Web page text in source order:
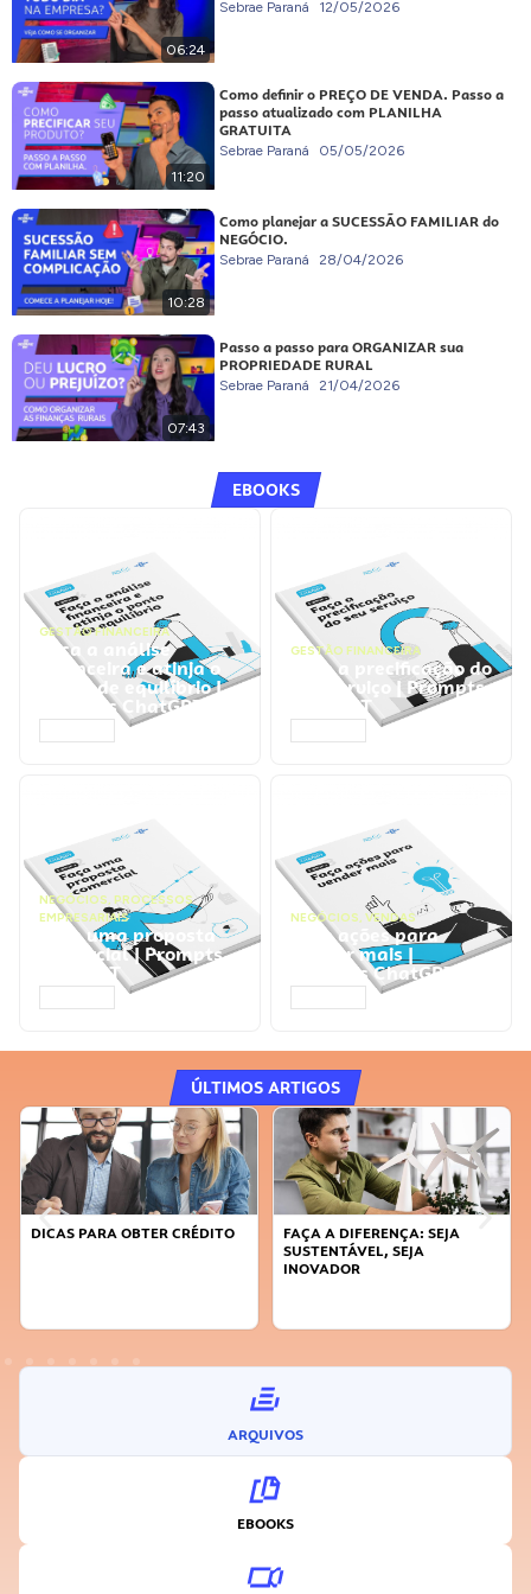
06:24
Sebrae Paraná 12/05/2026
11:20
Como definir o PREÇO DE VENDA. Passo a
passo atualizado com PLANILHA
GRATUITA
Sebrae Paraná 05/05/2026
10:28
Como planejar a SUCESSÃO FAMILIAR do
NEGÓCIO.
Sebrae Paraná 28/04/2026
07:43
Passo a passo para ORGANIZAR sua
PROPRIEDADE RURAL
Sebrae Paraná 21/04/2026
EBOOKS
GESTÃO FINANCEIRA
Faça a análise
financeira e atinja o
ponto de equilíbrio |
Prompts ChatGPT
GESTÃO FINANCEIRA
Faça a precificação do
seu serviço | Prompts
ChatGPT
NEGÓCIOS, PROCESSOS
EMPRESARIAIS
Faça uma proposta
comercial | Prompts
ChatGPT
NEGÓCIOS, VENDAS
Faça ações para
vender mais |
Prompts ChatGPT
ÚLTIMOS ARTIGOS
DICAS PARA OBTER CRÉDITO
FAÇA A DIFERENÇA: SEJA
SUSTENTÁVEL, SEJA
INOVADOR
ARQUIVOS
EBOOKS